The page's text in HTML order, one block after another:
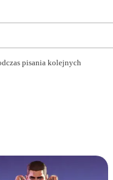
pisania kolejnych